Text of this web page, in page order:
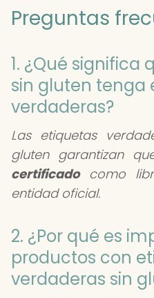
Preguntas
1. ¿Qué
sin gluten tenga
verdaderas?
Las etiquetas
gluten garantizan
certificadocomo
entidad oficial.
2. ¿Por qué es
productos con
verdaderas sin